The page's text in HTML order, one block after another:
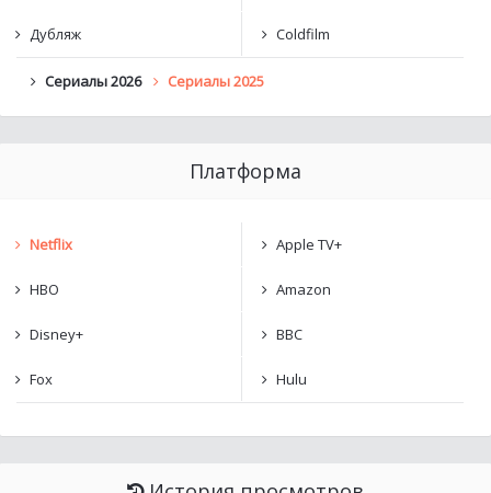
Дубляж Coldfilm
Сериалы 2026 Сериалы 2025
Платформа
Netflix Apple TV+
HBO Amazon
Disney+ BBC
Fox Hulu